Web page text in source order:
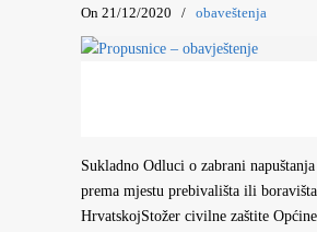
On 21/12/2020 / obaveštenja
Sukladno Odluci o zabrani
prema mjestu prebivališta ili
HrvatskojStožer civilne zaštite